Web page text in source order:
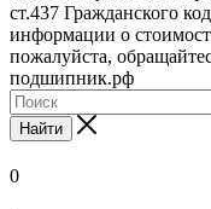
ст.437 Гражданского
информации о
пожалуйста,
подшипник.рф
Найти
0